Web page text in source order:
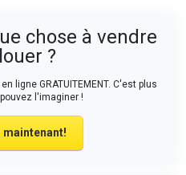
chose à vendre
?
ligne GRATUITEMENT. C'est plus
l'imaginer !
maintenant!